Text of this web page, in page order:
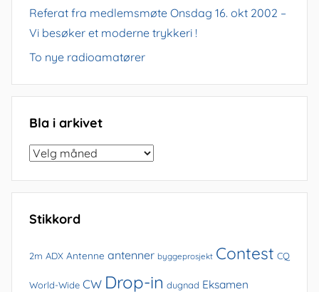
Referat fra medlemsmøte Onsdag 16. okt 2002 –
Vi besøker et moderne trykkeri !
To nye radioamatører
Bla i arkivet
Bla
arkivet
Stikkord
2m ADX Antenne antenner byggeprosjekt Contest CQ
World-Wide CW Drop-in dugnad Eksamen